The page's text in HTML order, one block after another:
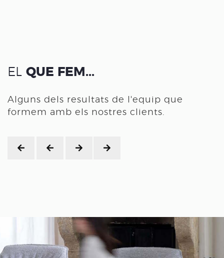
EL QUE FEM...
Alguns dels resultats de l'equip que
formem amb els nostres clients.